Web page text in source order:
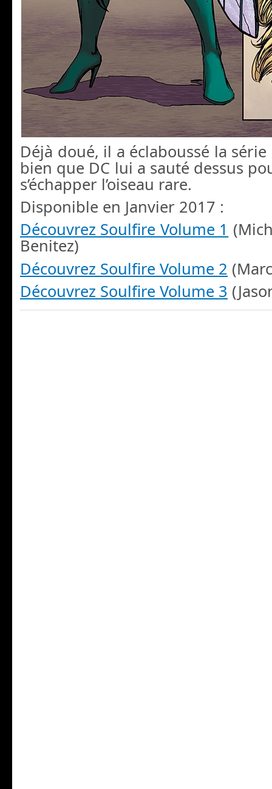
Déjà doué, il a éclaboussé la
bien que DC lui a sauté dessus
s’échapper l’oiseau rare.
Disponible en Janvier 2017 :
Découvrez Soulfire Volume 1
Benitez)
Découvrez Soulfire Volume 2
Découvrez Soulfire Volume 3